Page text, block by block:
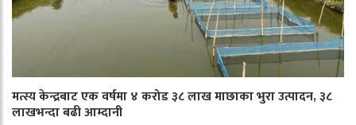
मत्स्य केन्द्रबाट एक वर्षमा ४ करोड ३८ लाख माछाका भुरा उत्पादन, ३८
लाखभन्दा बढी आम्दानी